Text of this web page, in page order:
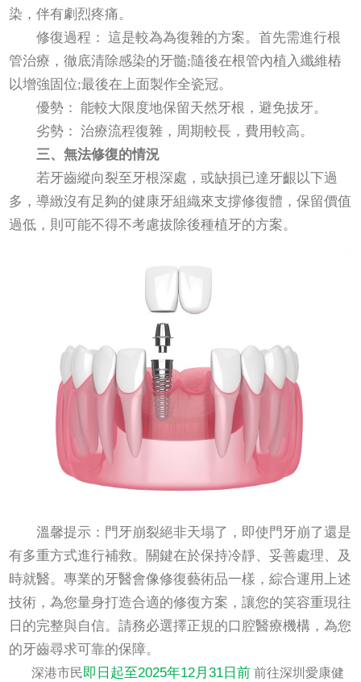
染，伴有劇烈疼痛。
修復過程： 這是較為為復雜的方案。首先需進行根
管治療，徹底清除感染的牙髓;隨後在根管內植入纖維樁
以增強固位;最後在上面製作全瓷冠。
優勢： 能較大限度地保留天然牙根，避免拔牙。
劣勢： 治療流程復雜，周期較長，費用較高。
三、無法修復的情況
若牙齒縱向裂至牙根深處，或缺損已達牙齦以下過
多，導緻沒有足夠的健康牙組織來支撐修復體，保留價值
過低，則可能不得不考慮拔除後種植牙的方案。
溫馨提示：門牙崩裂絕非天塌了，即使門牙崩了還是
有多重方式進行補救。關鍵在於保持冷靜、妥善處理、及
時就醫。專業的牙醫會像修復藝術品一樣，綜合運用上述
技術，為您量身打造合適的修復方案，讓您的笑容重現往
日的完整與自信。請務必選擇正規的口腔醫療機構，為您
的牙齒尋求可靠的保障。
深港市民即日起至2025年12月31日前 前往深圳愛康健